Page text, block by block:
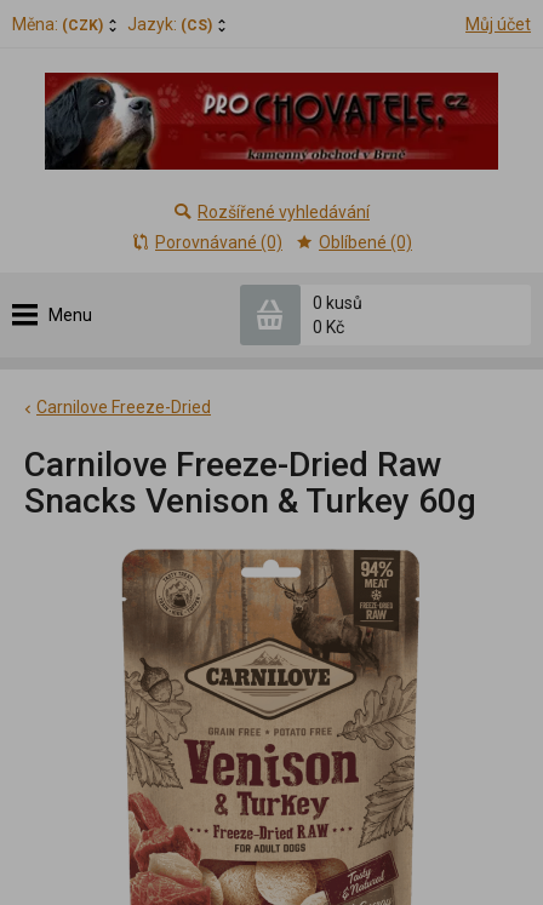
Měna: (CZK) Jazyk: (CS) Můj účet
Menu
0 kusů
0 Kč
Rozšířené vyhledávání
Porovnávané (0)
Oblíbené (0)
Carnilove Freeze-Dried
Carnilove Freeze-Dried Raw
Snacks Venison & Turkey 60g